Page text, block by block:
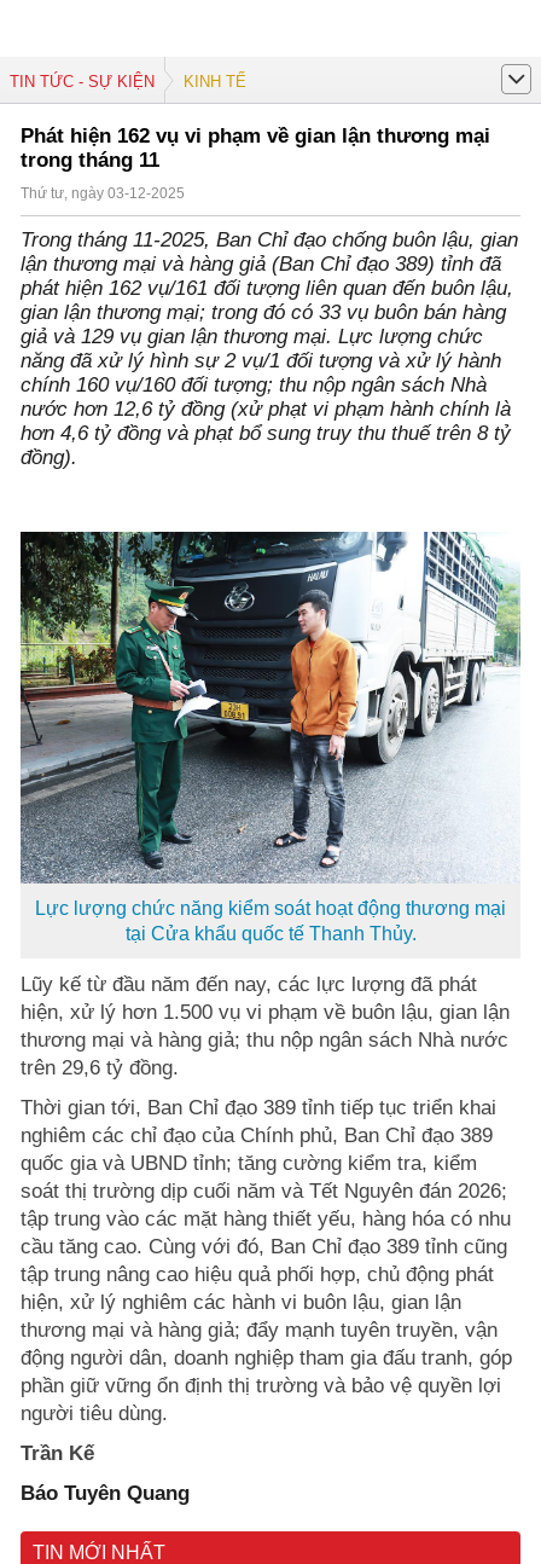
TIN TỨC - SỰ KIỆN KINH TẾ
Phát hiện 162 vụ vi phạm về gian lận thương mại
trong tháng 11
Thứ tư, ngày 03-12-2025
Trong tháng 11-2025, Ban Chỉ đạo chống buôn lậu, gian
lận thương mại và hàng giả (Ban Chỉ đạo 389) tỉnh đã
phát hiện 162 vụ/161 đối tượng liên quan đến buôn lậu,
gian lận thương mại; trong đó có 33 vụ buôn bán hàng
giả và 129 vụ gian lận thương mại. Lực lượng chức
năng đã xử lý hình sự 2 vụ/1 đối tượng và xử lý hành
chính 160 vụ/160 đối tượng; thu nộp ngân sách Nhà
nước hơn 12,6 tỷ đồng (xử phạt vi phạm hành chính là
hơn 4,6 tỷ đồng và phạt bổ sung truy thu thuế trên 8 tỷ
đồng).
Lực lượng chức năng kiểm soát hoạt động thương mại
tại Cửa khẩu quốc tế Thanh Thủy.
Lũy kế từ đầu năm đến nay, các lực lượng đã phát
hiện, xử lý hơn 1.500 vụ vi phạm về buôn lậu, gian lận
thương mại và hàng giả; thu nộp ngân sách Nhà nước
trên 29,6 tỷ đồng.
Thời gian tới, Ban Chỉ đạo 389 tỉnh tiếp tục triển khai
nghiêm các chỉ đạo của Chính phủ, Ban Chỉ đạo 389
quốc gia và UBND tỉnh; tăng cường kiểm tra, kiểm
soát thị trường dịp cuối năm và Tết Nguyên đán 2026;
tập trung vào các mặt hàng thiết yếu, hàng hóa có nhu
cầu tăng cao. Cùng với đó, Ban Chỉ đạo 389 tỉnh cũng
tập trung nâng cao hiệu quả phối hợp, chủ động phát
hiện, xử lý nghiêm các hành vi buôn lậu, gian lận
thương mại và hàng giả; đẩy mạnh tuyên truyền, vận
động người dân, doanh nghiệp tham gia đấu tranh, góp
phần giữ vững ổn định thị trường và bảo vệ quyền lợi
người tiêu dùng.
Trần Kế
Báo Tuyên Quang
TIN MỚI NHẤT